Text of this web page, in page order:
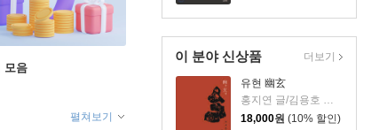
이 분야 신상품
유현 幽玄
홍지연 글/김용호 사진
18,000원 (10% 할인)
더보기
모음
펼쳐보기